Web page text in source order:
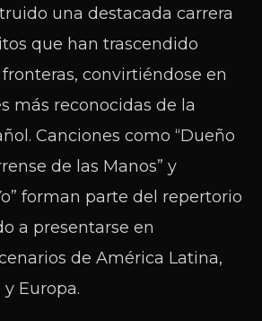
una destacada carrera
que han trascendido
convirtiéndose en
más reconocidas de la
Canciones como “Dueño
de las Manos” y
forman parte del repertorio
a presentarse en
de América Latina,
Europa.